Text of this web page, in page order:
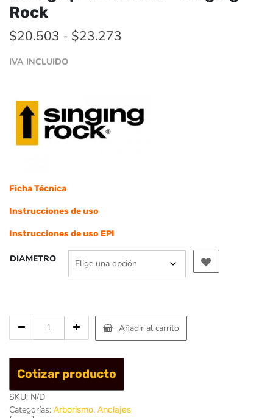
Rock
$20.503 - $23.273
$20.503
hasta
IVA INCLUIDO
Ficha Técnica
Instrucciones de uso
Instrucciones de uso EPI
DIAMETRO
Cantidad
prusik
18KN
Singing
Rock
Añadir al carrito
Cotizar producto
SKU: N/D
Categorías: Arborismo, Anclajes